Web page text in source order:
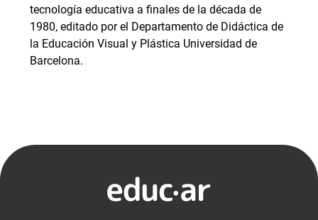
tecnología educativa a finales de la década de
1980, editado por el Departamento de Didáctica de
la Educación Visual y Plástica Universidad de
Barcelona.